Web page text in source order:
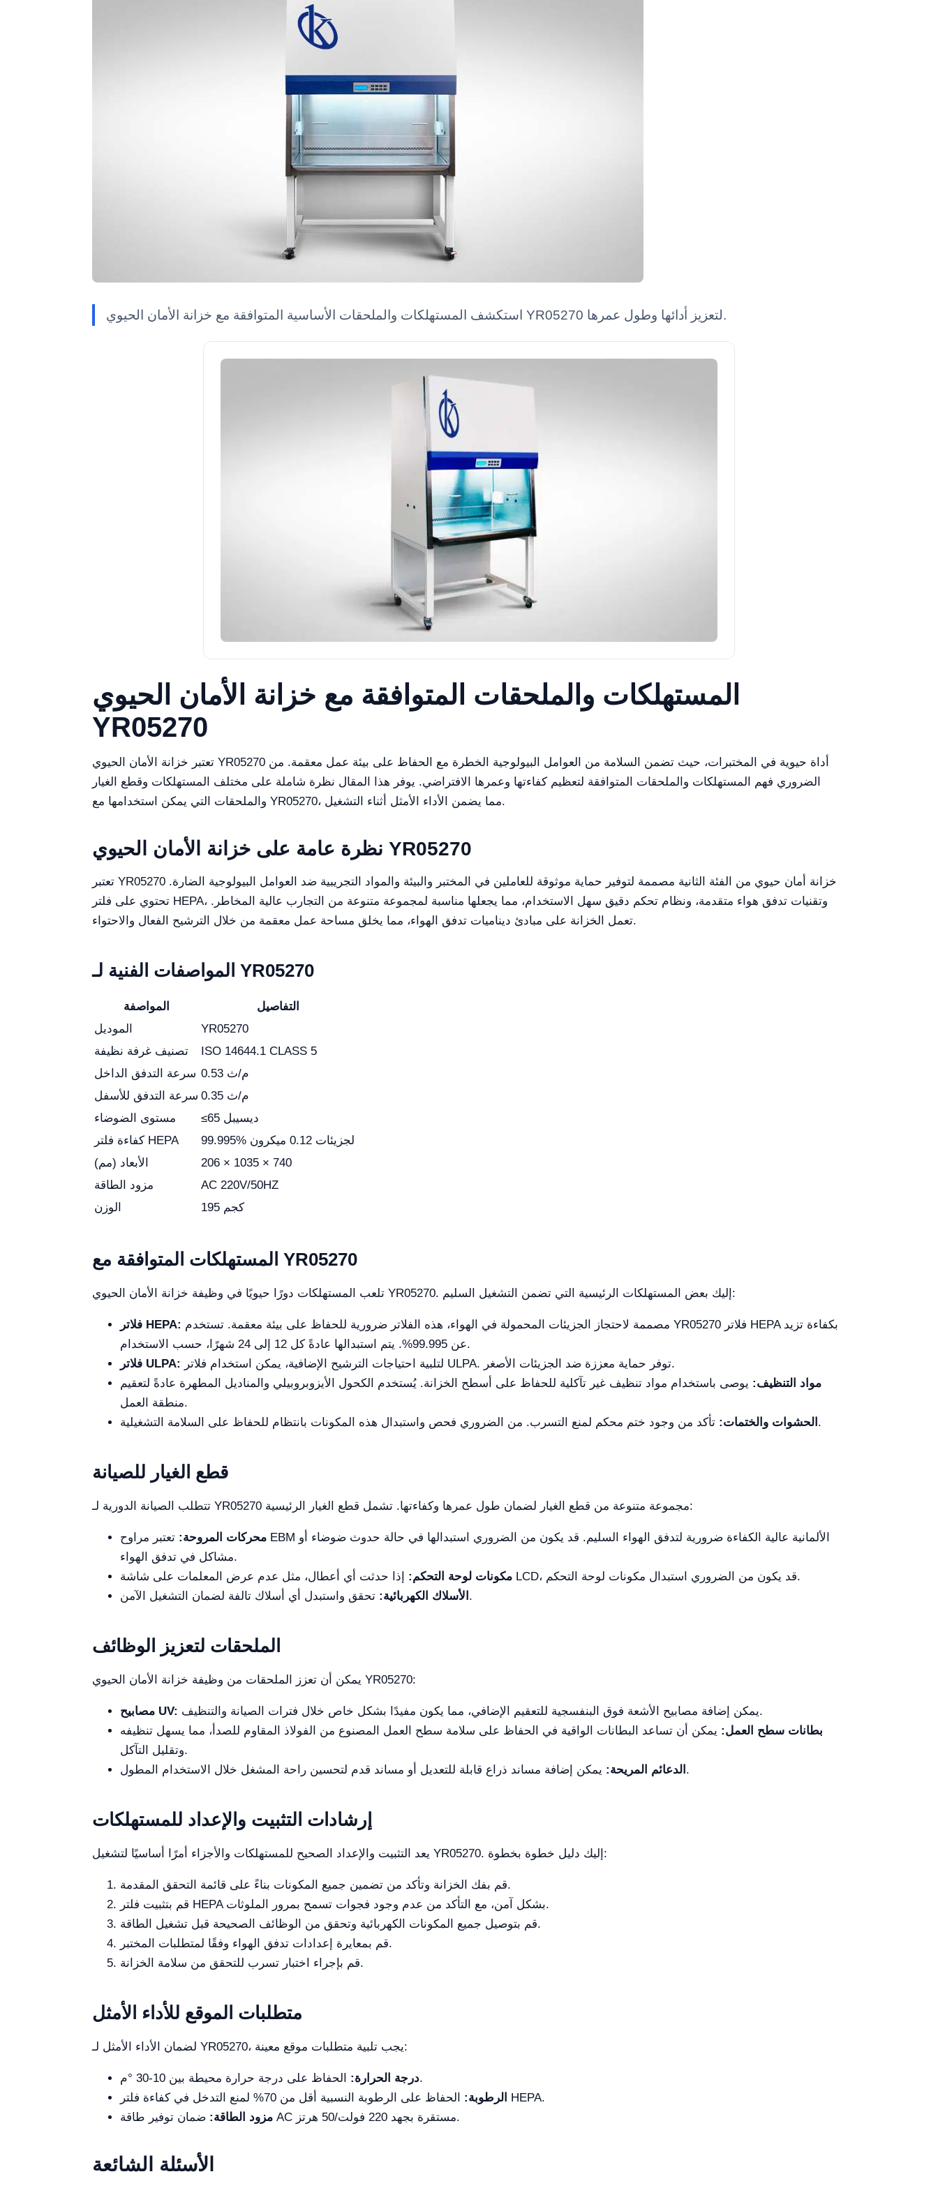
استكشف المستهلكات والملحقات الأساسية المتوافقة مع خزانة الأمان الحيوي YR05270 لتعزيز أدائها وطول عمرها.
المستهلكات والملحقات المتوافقة مع خزانة الأمان الحيوي
YR05270
تعتبر خزانة الأمان الحيوي YR05270 أداة حيوية في المختبرات، حيث تضمن السلامة من العوامل البيولوجية الخطرة مع الحفاظ على بيئة عمل معقمة. من
الضروري فهم المستهلكات والملحقات المتوافقة لتعظيم كفاءتها وعمرها الافتراضي. يوفر هذا المقال نظرة شاملة على مختلف المستهلكات وقطع الغيار
والملحقات التي يمكن استخدامها مع YR05270، مما يضمن الأداء الأمثل أثناء التشغيل.
نظرة عامة على خزانة الأمان الحيوي YR05270
تعتبر YR05270 خزانة أمان حيوي من الفئة الثانية مصممة لتوفير حماية موثوقة للعاملين في المختبر والبيئة والمواد التجريبية ضد العوامل البيولوجية الضارة.
تحتوي على فلتر HEPA، وتقنيات تدفق هواء متقدمة، ونظام تحكم دقيق سهل الاستخدام، مما يجعلها مناسبة لمجموعة متنوعة من التجارب عالية المخاطر.
تعمل الخزانة على مبادئ ديناميات تدفق الهواء، مما يخلق مساحة عمل معقمة من خلال الترشيح الفعال والاحتواء.
المواصفات الفنية لـ YR05270
المواصفة
التفاصيل
الموديل
YR05270
تصنيف غرفة نظيفة
ISO 14644.1 CLASS 5
سرعة التدفق الداخل
0.53 م/ث
سرعة التدفق للأسفل
0.35 م/ث
مستوى الضوضاء
≤65 ديسيبل
كفاءة فلتر HEPA
99.995% لجزيئات 0.12 ميكرون
الأبعاد (مم)
206 × 1035 × 740
مزود الطاقة
AC 220V/50HZ
الوزن
195 كجم
المستهلكات المتوافقة مع YR05270
تلعب المستهلكات دورًا حيويًا في وظيفة خزانة الأمان الحيوي YR05270. إليك بعض المستهلكات الرئيسية التي تضمن التشغيل السليم:
فلاتر HEPA:
عن 99.995%. يتم استبدالها عادةً كل 12 إلى 24 شهرًا، حسب الاستخدام.
فلاتر ULPA:
لتلبية احتياجات الترشيح الإضافية، يمكن استخدام فلاتر ULPA. توفر حماية معززة ضد الجزيئات الأصغر.
مواد التنظيف: يوصى باستخدام مواد تنظيف غير تآكلية للحفاظ على أسطح الخزانة. يُستخدم الكحول الأيزوبروبيلي والمناديل المطهرة عادةً لتعقيم
منطقة العمل.
الحشوات والختمات: تأكد من وجود ختم محكم لمنع التسرب. من الضروري فحص واستبدال هذه المكونات بانتظام للحفاظ على السلامة التشغيلية.
قطع الغيار للصيانة
تتطلب الصيانة الدورية لـ YR05270 مجموعة متنوعة من قطع الغيار لضمان طول عمرها وكفاءتها. تشمل قطع الغيار الرئيسية:
محركات المروحة: تعتبر مراوح EBM الألمانية عالية الكفاءة ضرورية لتدفق الهواء السليم. قد يكون من الضروري استبدالها في حالة حدوث ضوضاء أو
مشاكل في تدفق الهواء.
مكونات لوحة التحكم:
إذا حدثت أي أعطال، مثل عدم عرض المعلمات على شاشة LCD، قد يكون من الضروري استبدال مكونات لوحة التحكم.
الأسلاك الكهربائية: تحقق واستبدل أي أسلاك تالفة لضمان التشغيل الآمن.
الملحقات لتعزيز الوظائف
يمكن أن تعزز الملحقات من وظيفة خزانة الأمان الحيوي YR05270:
مصابيح UV:
يمكن إضافة مصابيح الأشعة فوق البنفسجية للتعقيم الإضافي، مما يكون مفيدًا بشكل خاص خلال فترات الصيانة والتنظيف.
بطانات سطح العمل: يمكن أن تساعد البطانات الواقية في الحفاظ على سلامة سطح العمل المصنوع من الفولاذ المقاوم للصدأ، مما يسهل تنظيفه
وتقليل التآكل.
الدعائم المريحة: يمكن إضافة مساند ذراع قابلة للتعديل أو مساند قدم لتحسين راحة المشغل خلال الاستخدام المطول.
إرشادات التثبيت والإعداد للمستهلكات
يعد التثبيت والإعداد الصحيح للمستهلكات والأجزاء أمرًا أساسيًا لتشغيل YR05270. إليك دليل خطوة بخطوة:
قم بفك الخزانة وتأكد من تضمين جميع المكونات بناءً على قائمة التحقق المقدمة.
قم بتثبيت فلتر HEPA بشكل آمن، مع التأكد من عدم وجود فجوات تسمح بمرور الملوثات.
قم بتوصيل جميع المكونات الكهربائية وتحقق من الوظائف الصحيحة قبل تشغيل الطاقة.
قم بمعايرة إعدادات تدفق الهواء وفقًا لمتطلبات المختبر.
قم بإجراء اختبار تسرب للتحقق من سلامة الخزانة.
متطلبات الموقع للأداء الأمثل
لضمان الأداء الأمثل لـ YR05270، يجب تلبية متطلبات موقع معينة:
درجة الحرارة:الحفاظ على درجة حرارة محيطة بين 10-30 °م.
الرطوبة: الحفاظ على الرطوبة النسبية أقل من 70% لمنع التدخل في كفاءة فلتر HEPA.
مزود الطاقة:
ضمان توفير طاقة AC مستقرة بجهد 220 فولت/50 هرتز.
الأسئلة الشائعة